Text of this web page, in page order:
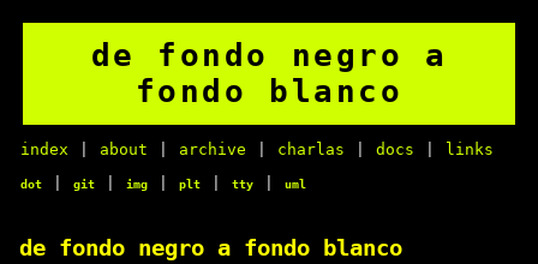
de fondo negro a
fondo blanco
index about archive charlas docs links
dot git img plt tty uml
de fondo negro a fondo blanco